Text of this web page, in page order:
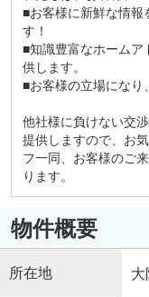
■お客様に新鮮な情報
す！
■知識豊富なホームア
供します。
■お客様の立場になり
他社様に負けない交
提供しますので、お
フ一同、お客様のご
ります。
物件概要
所在地 大